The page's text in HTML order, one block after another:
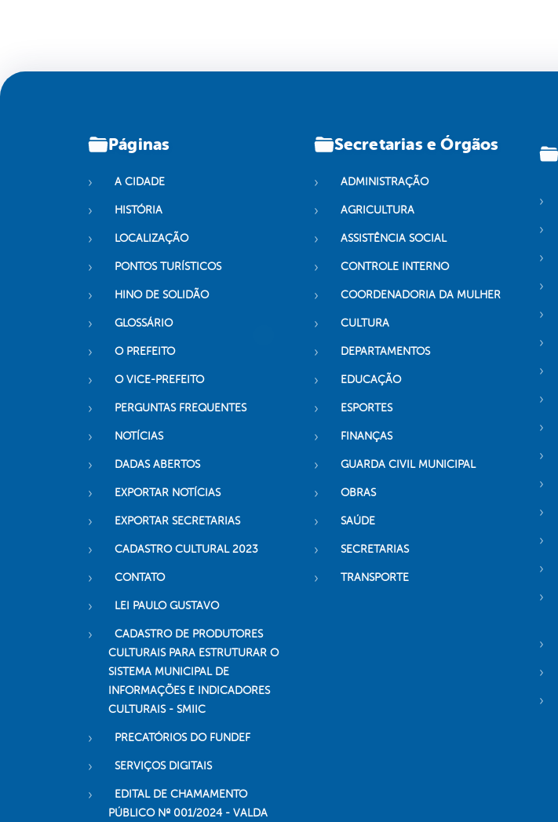
Páginas
A CIDADE
HISTÓRIA
LOCALIZAÇÃO
PONTOS TURÍSTICOS
HINO DE SOLIDÃO
GLOSSÁRIO
O PREFEITO
O VICE-PREFEITO
PERGUNTAS FREQUENTES
NOTÍCIAS
DADAS ABERTOS
EXPORTAR NOTÍCIAS
EXPORTAR SECRETARIAS
CADASTRO CULTURAL 2023
CONTATO
LEI PAULO GUSTAVO
CADASTRO DE PRODUTORES
CULTURAIS PARA ESTRUTURAR O
SISTEMA MUNICIPAL DE
INFORMAÇÕES E INDICADORES
CULTURAIS - SMIIC
PRECATÓRIOS DO FUNDEF
SERVIÇOS DIGITAIS
EDITAL DE CHAMAMENTO
PÚBLICO Nº 001/2024 - VALDA
Secretarias e Órgãos
ADMINISTRAÇÃO
AGRICULTURA
ASSISTÊNCIA SOCIAL
CONTROLE INTERNO
COORDENADORIA DA MULHER
CULTURA
DEPARTAMENTOS
EDUCAÇÃO
ESPORTES
FINANÇAS
GUARDA CIVIL MUNICIPAL
OBRAS
SAÚDE
SECRETARIAS
TRANSPORTE